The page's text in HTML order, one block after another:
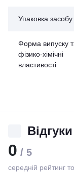
Упаковка засобу
Форма випуску
фізико-хімічні
властивості
Відгуки
0 / 5
середній рейтинг